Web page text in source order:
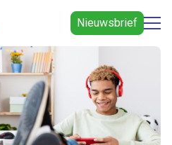
Nieuwsbrief